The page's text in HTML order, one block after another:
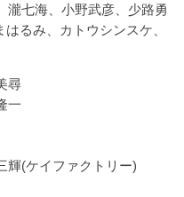
瀧七海、小野武彦、少路勇
るみ、カトウシンスケ、
尋
一
輝(ケイファクトリー)